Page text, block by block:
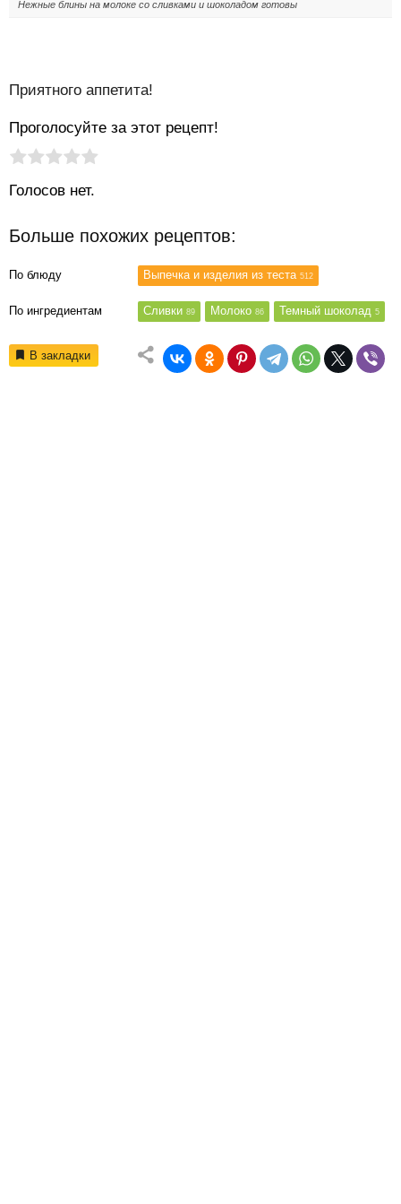
Нежные блины на молоке со сливками и шоколадом готовы
Приятного аппетита!
Проголосуйте за этот рецепт!
Рейтинг статьи:
Голосов нет.
Больше похожих рецептов:
По блюду Выпечка и изделия из теста 512
По ингредиентам Сливки 89 Молоко 86 Темный шоколад 5
В закладки